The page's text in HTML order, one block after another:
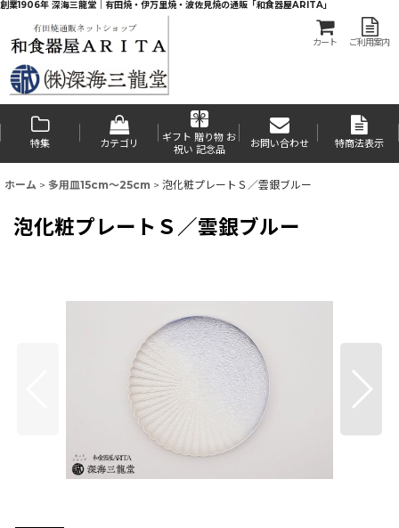
創業1906年 深海三龍堂｜有田焼・伊万里焼・波佐見焼の通販「和食器屋ARITA」
カート ご利用案内
特集 カテゴリ
ギフト 贈り物 お
祝い 記念品
お問い合わせ 特商法表示
ホーム > 多用皿15cm〜25cm > 泡化粧プレートＳ／雲銀ブルー
泡化粧プレートＳ／雲銀ブルー